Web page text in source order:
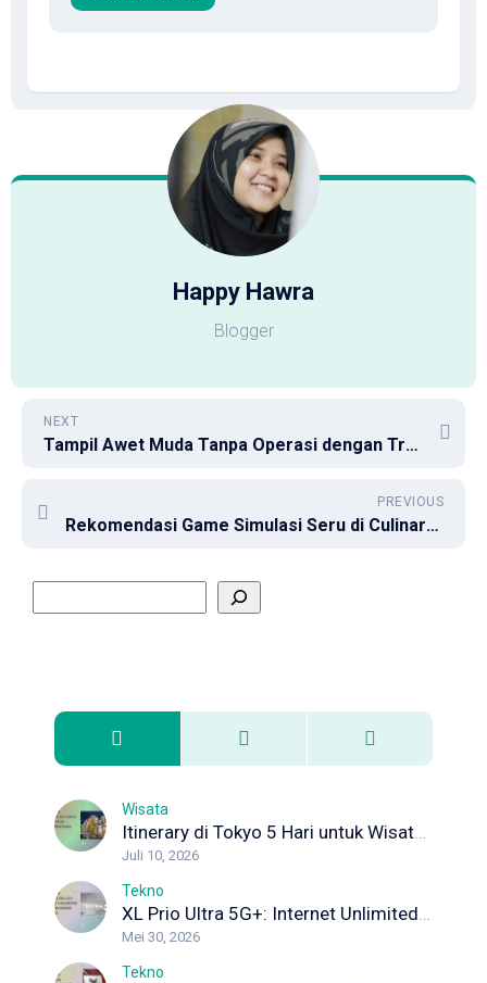
Happy Hawra
Blogger
NEXT
Tampil Awet Muda Tanpa Operasi dengan Treatment Tarik Benang Mata
PREVIOUS
Rekomendasi Game Simulasi Seru di Culinary Schools
Wisata
Itinerary di Tokyo 5 Hari untuk Wisata Pertama Kali
Juli 10, 2026
Tekno
XL Prio Ultra 5G+: Internet Unlimited dengan Koneksi Maksimal
Mei 30, 2026
Tekno